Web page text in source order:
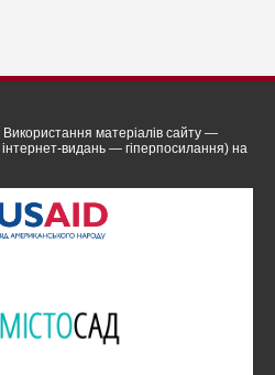
матеріалів сайту —
видань — гіперпосилання) на